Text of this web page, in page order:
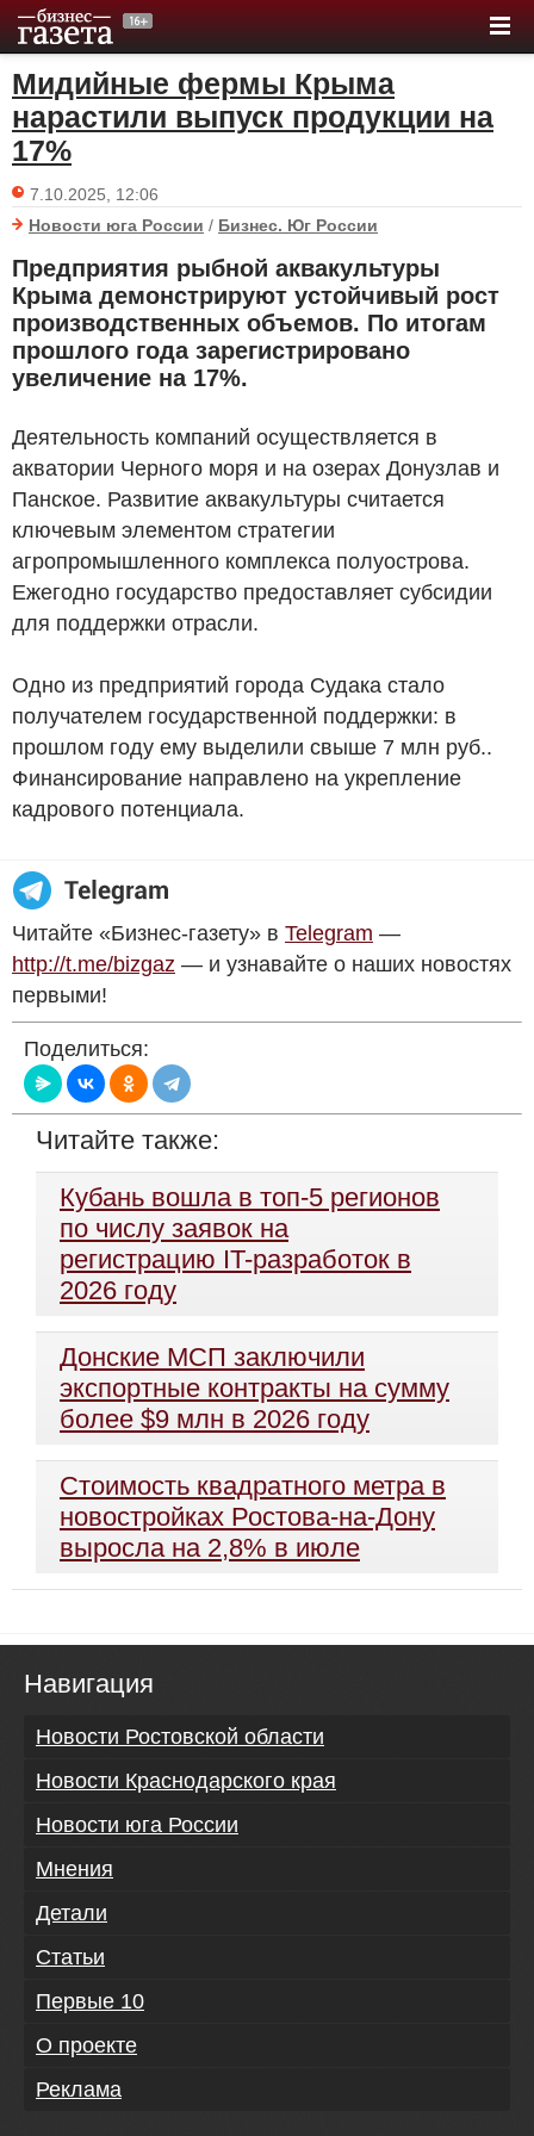
Мидийные фермы Крыма
нарастили выпуск продукции на
17%
7.10.2025, 12:06
Новости юга России / Бизнес. Юг России
Предприятия рыбной аквакультуры
Крыма демонстрируют устойчивый рост
производственных объемов. По итогам
прошлого года зарегистрировано
увеличение на 17%.
Деятельность компаний осуществляется в
акватории Черного моря и на озерах Донузлав и
Панское. Развитие аквакультуры считается
ключевым элементом стратегии
агропромышленного комплекса полуострова.
Ежегодно государство предоставляет субсидии
для поддержки отрасли.
Одно из предприятий города Судака стало
получателем государственной поддержки: в
прошлом году ему выделили свыше 7 млн руб..
Финансирование направлено на укрепление
кадрового потенциала.
Читайте «Бизнес-газету» в Telegram —
http://t.me/bizgaz — и узнавайте о наших новостях
первыми!
Поделиться:
Читайте также:
Кубань вошла в топ-5 регионов
по числу заявок на
регистрацию IT-разработок в
2026 году
Донские МСП заключили
экспортные контракты на сумму
более $9 млн в 2026 году
Стоимость квадратного метра в
новостройках Ростова-на-Дону
выросла на 2,8% в июле
Навигация
Новости Ростовской области
Новости Краснодарского края
Новости юга России
Мнения
Детали
Статьи
Первые 10
О проекте
Реклама